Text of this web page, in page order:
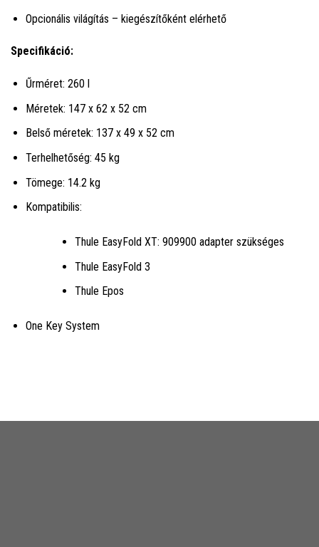
Opcionális világítás – kiegészítőként elérhető
Specifikáció:
Űrméret: 260 l
Méretek: 147 x 62 x 52 cm
Belső méretek: 137 x 49 x 52 cm
Terhelhetőség: 45 kg
Tömege: 14.2 kg
Kompatibilis:
Thule EasyFold XT: 909900 adapter szükséges
Thule EasyFold 3
Thule Epos
One Key System